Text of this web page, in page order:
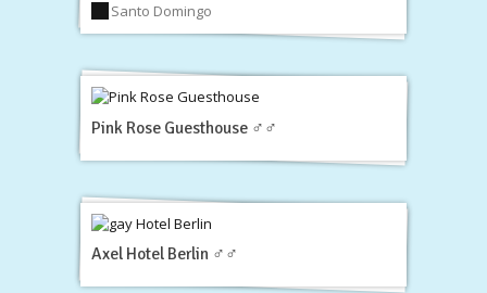
Santo Domingo
Pink Rose Guesthouse ♂♂
Axel Hotel Berlin ♂♂